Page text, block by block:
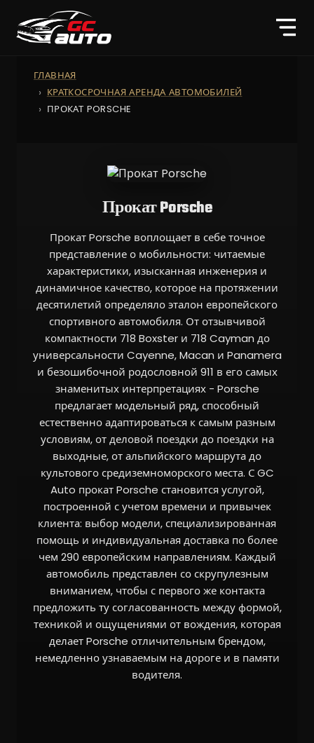
ГЛАВНАЯ
КРАТКОСРОЧНАЯ АРЕНДА АВТОМОБИЛЕЙ
ПРОКАТ PORSCHE
Прокат Porsche
Прокат Porsche воплощает в себе точное
представление о мобильности: читаемые
характеристики, изысканная инженерия и
динамичное качество, которое на протяжении
десятилетий определяло эталон европейского
спортивного автомобиля. От отзывчивой
компактности 718 Boxster и 718 Cayman до
универсальности Cayenne, Macan и Panamera
и безошибочной родословной 911 в его самых
знаменитых интерпретациях - Porsche
предлагает модельный ряд, способный
естественно адаптироваться к самым разным
условиям, от деловой поездки до поездки на
выходные, от альпийского маршрута до
культового средиземноморского места. С GC
Auto прокат Porsche становится услугой,
построенной с учетом времени и привычек
клиента: выбор модели, специализированная
помощь и индивидуальная доставка по более
чем 290 европейским направлениям. Каждый
автомобиль представлен со скрупулезным
вниманием, чтобы с первого же контакта
предложить ту согласованность между формой,
техникой и ощущениями от вождения, которая
делает Porsche отличительным брендом,
немедленно узнаваемым на дороге и в памяти
водителя.